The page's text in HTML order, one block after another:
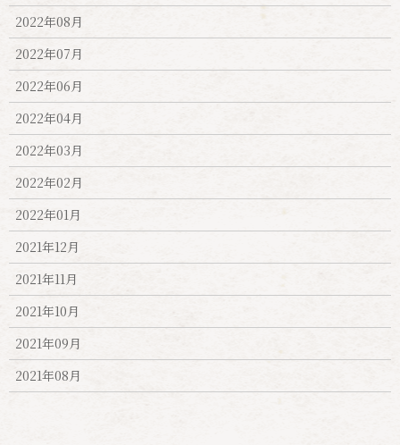
2022年08月
2022年07月
2022年06月
2022年04月
2022年03月
2022年02月
2022年01月
2021年12月
2021年11月
2021年10月
2021年09月
2021年08月